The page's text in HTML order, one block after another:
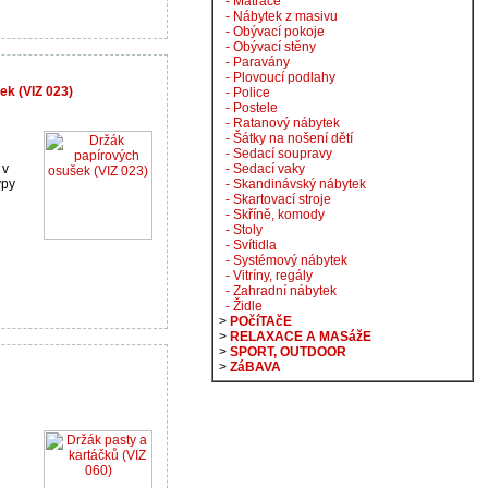
(VIZ 023)
- Nábytek z masivu
- Obývací pokoje
- Obývací stěny
- Paravány
- Plovoucí podlahy
- Police
- Postele
- Ratanový nábytek
- Šátky na nošení dětí
- Sedací soupravy
- Sedací vaky
- Skandinávský nábytek
- Skartovací stroje
- Skříně, komody
- Stoly
- Svítidla
- Systémový nábytek
- Vitríny, regály
- Zahradní nábytek
- Židle
> POčíTAčE
> RELAXACE A MASážE
> SPORT, OUTDOOR
> ZáBAVA